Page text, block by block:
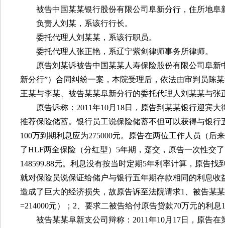
被告中国某某银行股份有限公司阜新分行，住所地阜
负责人刘某，系该行行长。
委托代理人刘某某，系该行职员。
委托代理人张正艳，系辽宁紫剑律师事务所律师。
原告刘某诉被告中国某某人寿保险股份有限公司阜新
新分行”）合同纠纷一案，本院受理后，依法由审判员陈
王某与李某、被告某某阜新分行的委托代理人刘某某与
原告诉称： 2011年10月 18日，原告到某某银行迎宾大
推荐保险储蓄。银行员工说保险储蓄不但可以获得与银
100万到期利息应为275000元。原告在两位工作人员（后
了HLF两全保险（分红型） 5年期，趸交，原告一次性交了
148599.88元。利息没有按当时定期5年利率计算，原告找
就对保险员说保证给储户与银行五年期存款相同的利息
造成了巨大的经济损失，故原告诉至法院请求1
、被告某
=214000元）； 2 、要求二被告给付原告贷款70万元的利息
被告某某阜新支公司辩称： 2011年10月 17日，原告在